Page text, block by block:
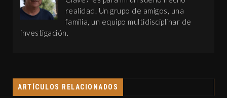
realidad. Un grupo de amigos, una
familia, un equipo multidisciplinar de
investigación.
ARTÍCULOS RELACIONADOS